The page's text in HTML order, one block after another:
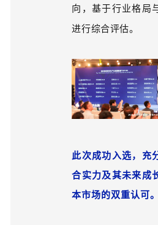
向，基于行业格局
进行综合评估。
此次成功入选，充
合实力及其未来成
本市场的双重认可。